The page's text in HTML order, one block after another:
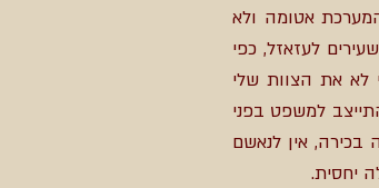
אטומה ולא
לעזאזל, כפי
לא את הצוות שלי
למשפט בפני
אין לנאשם
יחסית.